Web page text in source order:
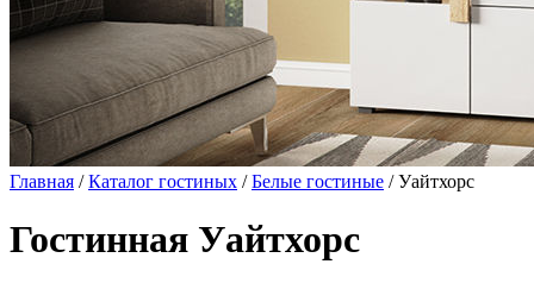
Главная /Каталог гостиных /Белые гостиные / Уайтхорс
Гостинная Уайтхорс